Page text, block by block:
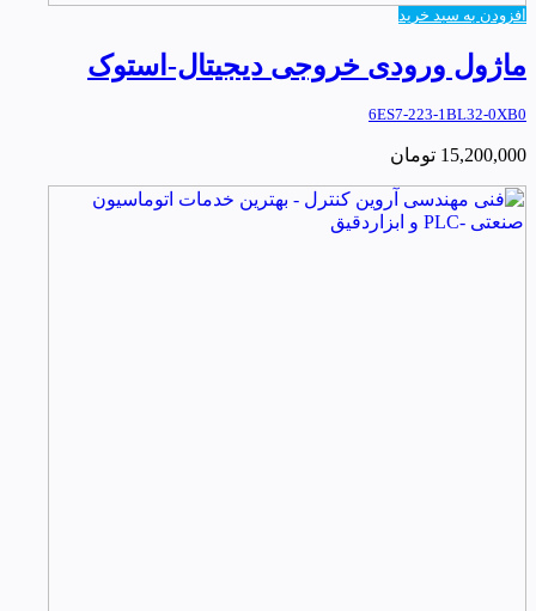
افزودن به سبد خرید
ماژول ورودی خروجی دیجیتال-استوک
6ES7-223-1BL32-0XB0
15,200,000 تومان